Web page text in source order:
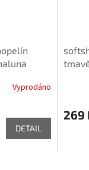
Vyprodáno
DETAIL
269